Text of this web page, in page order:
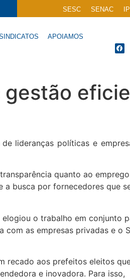
SESC SENAC
APOIAMOS
gestão
lideranças políticas e
quanto ao
a busca por fornecedores que
o trabalho em conjunto
com as empresas privadas e o
recado aos prefeitos eleitos
e inovadora. Para isso,